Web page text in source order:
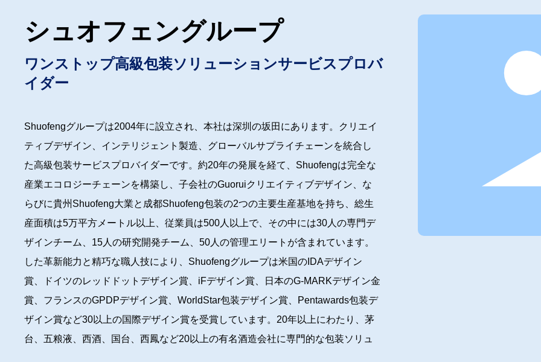
シュオフェングループ
ワンストップ高級包装ソリューションサービスプロバ
イダー
Shuofengグループは2004年に設立され、本社は深圳の坂田にあります。クリエイ
ティブデザイン、インテリジェント製造、グローバルサプライチェーンを統合し
た高級包装サービスプロバイダーです。約20年の発展を経て、Shuofengは完全な
産業エコロジーチェーンを構築し、子会社のGuoruiクリエイティブデザイン、な
らびに貴州Shuofeng大業と成都Shuofeng包装の2つの主要生産基地を持ち、総生
産面積は5万平方メートル以上、従業員は500人以上で、その中には30人の専門デ
ザインチーム、15人の研究開発チーム、50人の管理エリートが含まれています。
した革新能力と精巧な職人技により、Shuofengグループは米国のIDAデザイン
賞、ドイツのレッドドットデザイン賞、iFデザイン賞、日本のG-MARKデザイン金
賞、フランスのGPDPデザイン賞、WorldStar包装デザイン賞、Pentawards包装デ
ザイン賞など30以上の国際デザイン賞を受賞しています。20年以上にわたり、茅
台、五粮液、西酒、国台、西鳳など20以上の有名酒造会社に専門的な包装ソリュ